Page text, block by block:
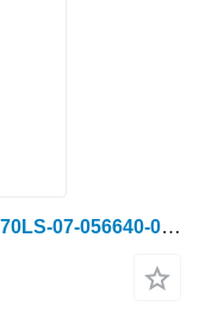
Hidraulinis skirstytuvas Ponsse K170LS-07-056640-01 miško technikos